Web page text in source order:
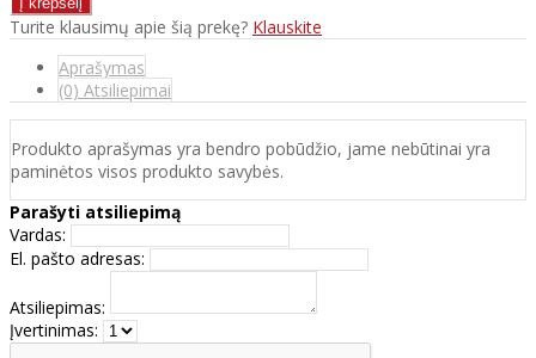
Turite klausimų apie šią prekę? Klauskite
Aprašymas
(0) Atsiliepimai
Produkto aprašymas yra bendro pobūdžio, jame nebūtinai yra
paminėtos visos produkto savybės.
Parašyti atsiliepimą
Vardas:
El. pašto adresas:
Atsiliepimas:
Įvertinimas: